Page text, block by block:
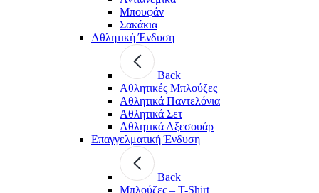
Μπουφάν
Σακάκια
Αθλητική Ένδυση
Back
Aθλητικές Μπλούζες
Αθλητικά Παντελόνια
Αθλητικά Σετ
Αθλητικά Αξεσουάρ
Επαγγελματική Ένδυση
Back
Μπλούζες – T-Shirt